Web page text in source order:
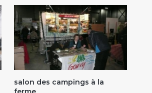
salon des campings à la